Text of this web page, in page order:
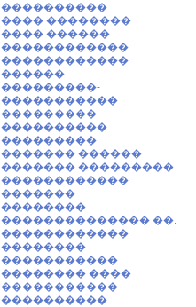
����������
���� ��������
���� ������
������������
������������
������
���������-
�����������
���������
����������
���������
������� ������
������� ���������
������������
�������
��������
�������������� ��.
������������
��������
�����������
�������� ����
�����������
����������